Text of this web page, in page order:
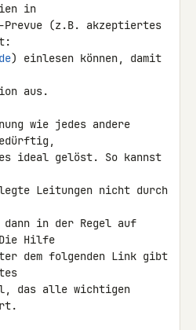
in
Prevue (z.B. akzeptiertes
) einlesen können, damit
aus.
wie jedes andere
ideal gelöst. So kannst
Leitungen nicht durch
in der Regel auf
Hilfe
dem folgenden Link gibt
das alle wichtigen